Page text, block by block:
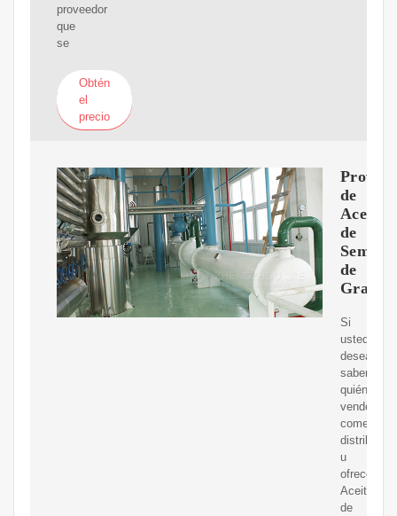
proveedor
que
se
Obtén
el
precio
de
Aceite
de
Semilla
de
Si
usted
desea
saber
quién
vende,
distribuye
u
ofrece
Aceite
de